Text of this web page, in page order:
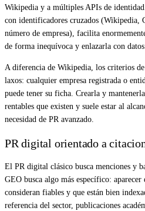
Wikipedia y a múltiples APIs de
con identificadores cruzados (Wikipedia,
número de empresa), facilita
de forma inequívoca y enlazarla con
A diferencia de Wikipedia, los criterios
laxos: cualquier empresa registrada o
puede tener su ficha. Crearla y
rentables que existen y suele estar al
necesidad de PR avanzado.
PR digital orientado a
El PR digital clásico busca menciones y
GEO busca algo más específico:
consideran fiables y que están bien
referencia del sector, publicaciones